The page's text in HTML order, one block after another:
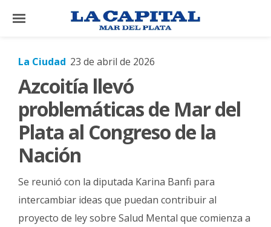
×
El
El
Mundo
La
Cultura
Tecnología
La Ciudad 23 de abril de 2026
Azcoitía llevó
problemáticas de Mar del
Plata al Congreso de la
Nación
Se reunió con la diputada Karina Banfi para
intercambiar ideas que puedan contribuir al
proyecto de ley sobre Salud Mental que comienza a